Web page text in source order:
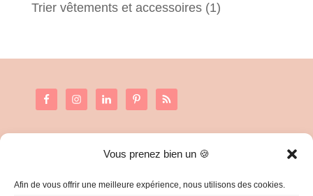
Vous prenez bien un 🍪
Afin de vous offrir une meilleure expérience, nous utilisons des cookies.
Trier vêtements et accessoires(1)
C.G.V. et Mentions Légales
Politique de confidentialité